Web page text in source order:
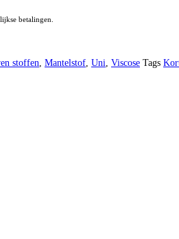
betalingen.
stoffen, Mantelstof, Uni, Viscose Tags